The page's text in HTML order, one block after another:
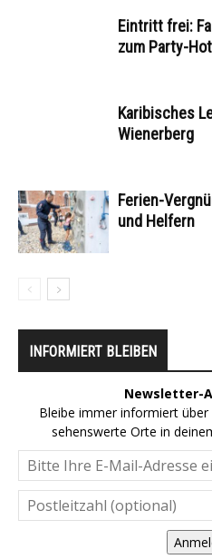
Eintritt frei:
zum Party-
Karibisches
Wienerberg
Ferien-
und Helfern
INFORMIERT BLEIBEN
Newsletter-
Bleibe immer informiert über
sehenswerte Orte in